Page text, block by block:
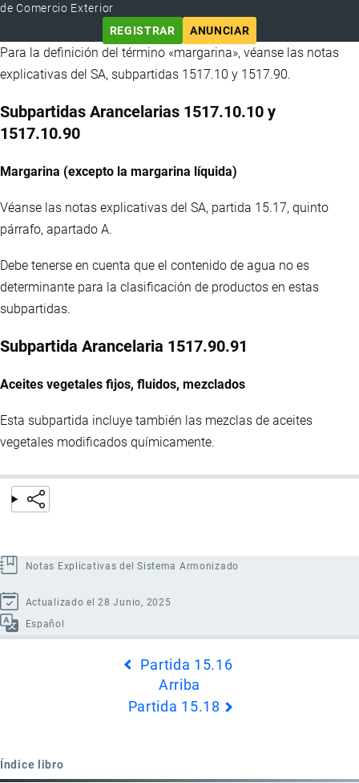
de Comercio Exterior
REGISTRAR
ANUNCIAR
Para la definición del término «margarina», véanse las notas
explicativas del SA, subpartidas 1517.10 y 1517.90.
Subpartidas Arancelarias 1517.10.10 y
1517.10.90
Margarina (excepto la margarina líquida)
Véanse las notas explicativas del SA, partida 15.17, quinto
párrafo, apartado A.
Debe tenerse en cuenta que el contenido de agua no es
determinante para la clasificación de productos en estas
subpartidas.
Subpartida Arancelaria 1517.90.91
Aceites vegetales fijos, fluidos, mezclados
Esta subpartida incluye también las mezclas de aceites
vegetales modificados químicamente.
Notas Explicativas del Sistema Armonizado
Actualizado el 28 Junio, 2025
Español
15.17
Partida 15.16
Arriba
Partida 15.18
Índice libro